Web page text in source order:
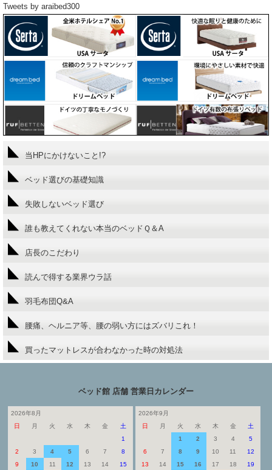
Tweets by araibed300
当HPにかけないこと!?
ベッド選びの基礎知識
失敗しないベッド選び
誰も教えてくれない本当のベッドＱ＆A
店長のこだわり
読んで得する業界ウラ話
羽毛布団Q&A
腰痛、ヘルニア等、腰の弱い方にはズバリこれ！
買ったマットレスが合わなかった時の対処法
ベッド館 店舗 営業日カレンダー
2026年8月
日
月 火 水 木 金
土
1
2
3 4 5 6 7
8
9
10 11 12 13 14
15
2026年9月
日
月 火 水 木 金
土
1
2 3 4
5
6
7 8 9 10 11
12
13
14 15 16 17 18
19